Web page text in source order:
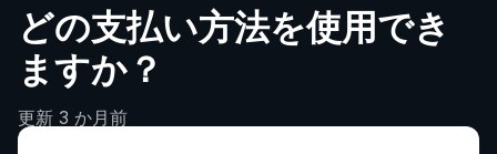
どの支払い方法を使用でき
ますか？
更新 3 か月前